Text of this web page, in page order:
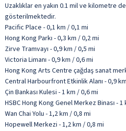
Uzaklıklar en yakın 0.1 mil ve kilometre
gösterilmektedir.
Pacific Place - 0,1 km / 0,1 mi
Hong Kong Parkı - 0,3 km / 0,2 mi
Zirve Tramvayı - 0,9 km / 0,5 mi
Victoria Limanı - 0,9 km / 0,6 mi
Hong Kong Arts Centre çağdaş sanat
Central Harbourfront Etkinlik Alanı - 0,9
Çin Bankası Kulesi - 1 km / 0,6 mi
HSBC Hong Kong Genel Merkez Binası - 1
Wan Chai Yolu - 1,2 km / 0,8 mi
Hopewell Merkezi - 1,2 km / 0,8 mi